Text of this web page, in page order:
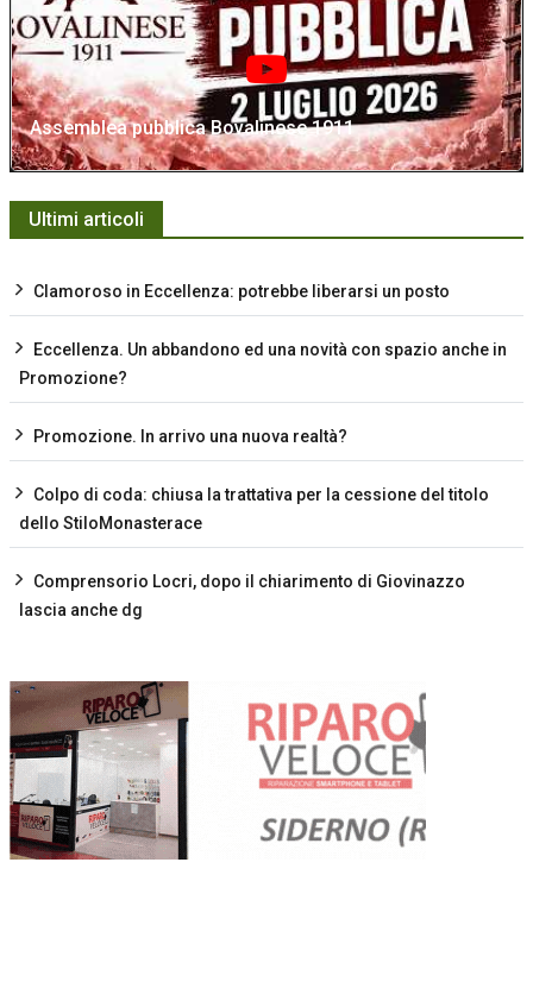
Assemblea pubblica Bovalinese 1911
Ultimi articoli
Clamoroso in Eccellenza: potrebbe liberarsi un posto
Eccellenza. Un abbandono ed una novità con spazio anche in
Promozione?
Promozione. In arrivo una nuova realtà?
Colpo di coda: chiusa la trattativa per la cessione del titolo
dello StiloMonasterace
Comprensorio Locri, dopo il chiarimento di Giovinazzo
lascia anche dg